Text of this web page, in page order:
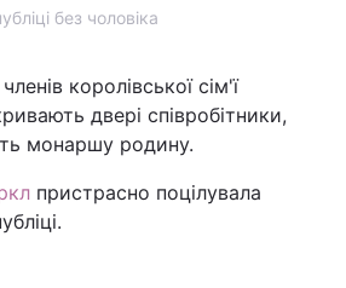
без чоловіка
королівської сім'ї
двері співробітники,
монаршу родину.
пристрасно поцілувала